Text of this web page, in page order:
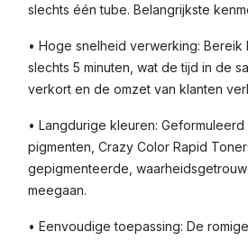
slechts één tube. Belangrijkste
• Hoge snelheid verwerking: Bereik
slechts 5 minuten, wat de tijd in de
verkort en de omzet van klanten
• Langdurige kleuren:
pigmenten, Crazy Color Rapid
gepigmenteerde,
meegaan.
• Eenvoudige toepassing: De